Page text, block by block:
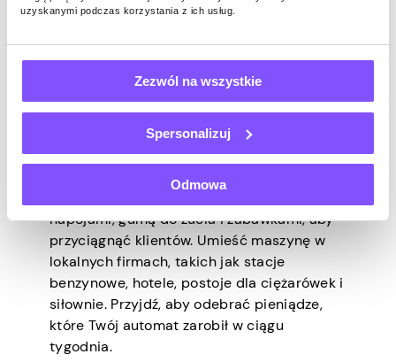
uzyskanymi podczas korzystania z ich usług.
Zezwól na wszystkie
Spersonalizuj
Odmowa
Biznes z automatami vendingowymi może
być dochodowym pobocznym zajęciem dla
mężczyzn. Inwestując z góry w zakup
maszyny, możesz zarabiać pieniądze niemal
prosty.
napojami, gumą do żucia i zabawkami, aby
przyciągnąć klientów. Umieść maszynę w
lokalnych firmach, takich jak stacje
benzynowe, hotele, postoje dla ciężarówek i
siłownie. Przyjdź, aby odebrać pieniądze,
które Twój automat zarobił w ciągu
tygodnia.